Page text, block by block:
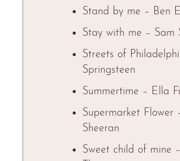
Stand by me – Ben
Stay with me – Sam
Streets of
Springsteen
Summertime – Ella
Supermarket Flower
Sheeran
Sweet child of mine